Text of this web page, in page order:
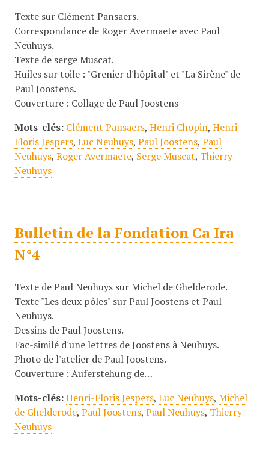
Texte sur Clément Pansaers.
Correspondance de Roger Avermaete avec Paul
Neuhuys.
Texte de serge Muscat.
Huiles sur toile : "Grenier d'hôpital" et "La Sirène" de
Paul Joostens.
Couverture : Collage de Paul Joostens
Mots-clés: Clément Pansaers, Henri Chopin, Henri-
Floris Jespers, Luc Neuhuys, Paul Joostens, Paul
Neuhuys, Roger Avermaete, Serge Muscat, Thierry
Neuhuys
Bulletin de la Fondation Ca Ira
N°4
Texte de Paul Neuhuys sur Michel de Ghelderode.
Texte "Les deux pôles" sur Paul Joostens et Paul
Neuhuys.
Dessins de Paul Joostens.
Fac-similé d'une lettres de Joostens à Neuhuys.
Photo de l'atelier de Paul Joostens.
Couverture : Auferstehung de…
Mots-clés: Henri-Floris Jespers, Luc Neuhuys, Michel
de Ghelderode, Paul Joostens, Paul Neuhuys, Thierry
Neuhuys